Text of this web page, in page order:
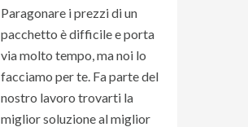
Paragonare i prezzi di un
pacchetto è difficile e porta
via molto tempo, ma noi lo
facciamo per te. Fa parte del
nostro lavoro trovarti la
miglior soluzione al miglior